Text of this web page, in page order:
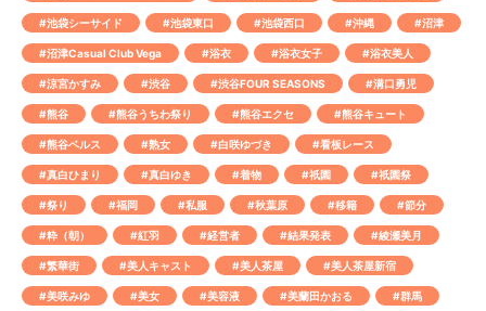
#池袋シーサイド #池袋東口 #池袋西口 #沖縄 #沼津
#沼津Casual Club Vega #浴衣 #浴衣女子 #浴衣美人
#涼宮かすみ #渋谷 #渋谷FOUR SEASONS #溝口勇児
#熊谷 #熊谷うちわ祭り #熊谷エクセ #熊谷キュート
#熊谷ベルス #熟女 #白咲ゆづき #看板レース
#真白ひまり #真白ゆき #着物 #祇園 #祇園祭
#祭り #福岡 #私服 #秋葉原 #移籍 #節分
#粋（朝） #紅羽 #経営者 #結果発表 #綾瀬美月
#繁華街 #美人キャスト #美人茶屋 #美人茶屋新宿
#美咲みゆ #美女 #美容液 #美蘭田かおる #群馬